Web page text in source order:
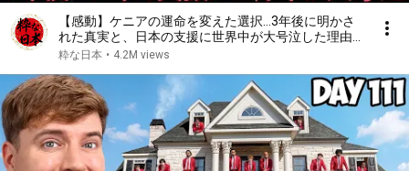
【感動】ケニアの運命を変えた選択…3年後に明かさ
れた真実と、日本の支援に世界中が大号泣した理由
【海外の反応】
粋な日本 • 4.2M views